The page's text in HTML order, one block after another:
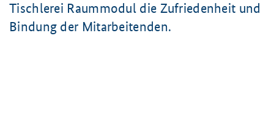
Tischlerei Raummodul die Zufriedenheit und
Bindung der Mitarbeitenden.